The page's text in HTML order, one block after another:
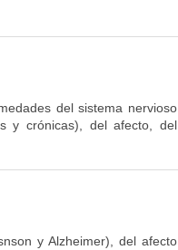
del sistema nervioso
y crónicas), del afecto, del
y Alzheimer), del afecto